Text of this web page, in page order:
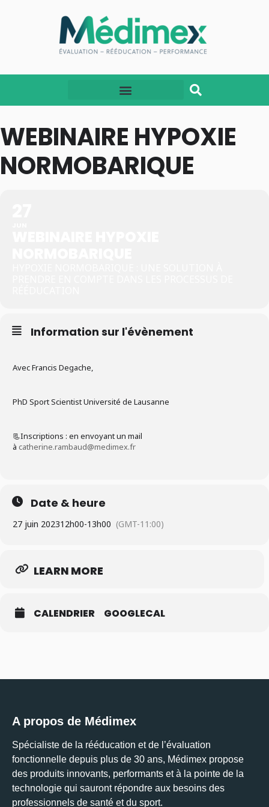
WEBINAIRE HYPOXIE
NORMOBARIQUE
Information sur l'évènement
Avec Francis Degache,
PhD Sport Scientist Université de Lausanne
📃Inscriptions : en envoyant un mail
à catherine.rambaud@medimex.fr
Date & heure
27 juin 202312h00-13h00 (GMT-11:00)
LEARN MORE
CALENDRIER GOOGLECAL
A propos de Médimex
Spécialiste de la rééducation et de l’évaluation
fonctionnelle depuis plus de 30 ans, Médimex propose
des produits innovants, performants et à la pointe de la
technologie qui sauront répondre aux besoins des
professionnels de santé et du sport.